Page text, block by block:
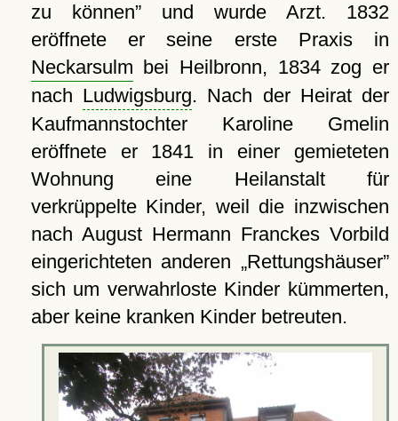
zu können und wurde Arzt. 1832
eröffnete er seine erste Praxis in
Neckarsulm bei Heilbronn, 1834 zog er
nach Ludwigsburg. Nach der Heirat der
Kaufmannstochter Karoline Gmelin
eröffnete er 1841 in einer gemieteten
Wohnung eine Heilanstalt für
verkrüppelte Kinder, weil die inzwischen
nach August Hermann Franckes Vorbild
eingerichteten anderen
Rettungshäuser
sich um verwahrloste Kinder kümmerten,
aber keine kranken Kinder betreuten.